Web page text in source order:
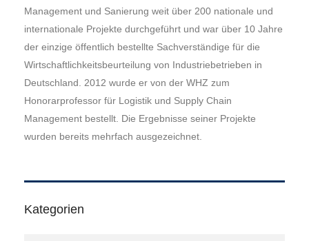
Management und Sanierung weit über 200 nationale und
internationale Projekte durchgeführt und war über 10 Jahre
der einzige öffentlich bestellte Sachverständige für die
Wirtschaftlichkeitsbeurteilung von Industriebetrieben in
Deutschland. 2012 wurde er von der WHZ zum
Honorarprofessor für Logistik und Supply Chain
Management bestellt. Die Ergebnisse seiner Projekte
wurden bereits mehrfach ausgezeichnet.
Kategorien